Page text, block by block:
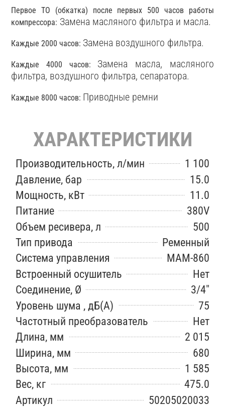
Первое ТО (обкатка) после первых 500 часов работы
компрессора: Замена масляного фильтра и масла.
Каждые 2000 часов: Замена воздушного фильтра.
Каждые 4000 часов: Замена масла, масляного
фильтра, воздушного фильтра, сепаратора.
Каждые 8000 часов: Приводные ремни
ХАРАКТЕРИСТИКИ
Производительность, л/мин
1 100
Давление, бар
15.0
Мощность, кВт
11.0
Питание
380V
Объем ресивера, л
500
Тип привода
Ременный
Система управления
MAM-860
Встроенный осушитель
Нет
Соединение, Ø
3/4"
Уровень шума , дБ(А)
75
Частотный преобразователь
Нет
Длина, мм
2 015
Ширина, мм
680
Высота, мм
1 585
Вес, кг
475.0
Артикул
50205020033